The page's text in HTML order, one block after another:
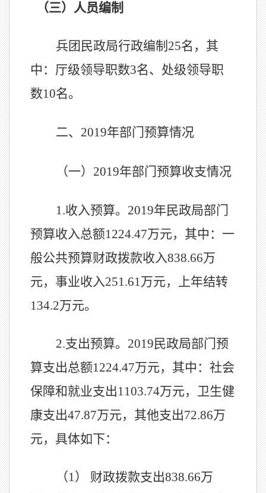
（三）人员编制
兵团民政局行政编制 25名，其
中：厅级领导职数3名、处级领导职
数10名。
二、 2019年部门预算情况
（一） 2019年部门预算收支情况
1.收入预算。2019年民政局部门
预算收入总额1224.47万元，其中：一
般公共预算财政拨款收入838.66万
元，事业收入251.61万元，上年结转
134.2万元。
2.支出预算。2019民政局部门预
算支出总额1224.47万元，其中：社会
保障和就业支出1103.74万元，卫生健
康支出47.87万元，其他支出72.86万
元，具体如下：
（1） 财政拨款支出838.66万